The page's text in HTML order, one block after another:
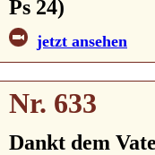
Ps 24)
jetzt ansehen
Nr. 633
Dankt dem